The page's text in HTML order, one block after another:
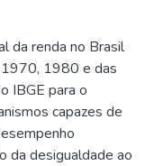
da renda no Brasil
1980 e das
IBGE para o
capazes de
da desigualdade ao